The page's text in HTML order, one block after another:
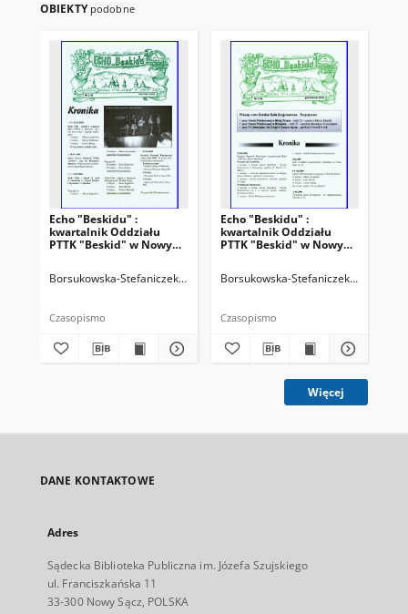
OBIEKTY podobne
Echo "Beskidu" :
kwartalnik Oddziału
PTTK "Beskid" w Nowym
Borsukowska-Stefaniczek, Małgorzata. Redaktor Sobczyk, Adam.
Czasopismo
Echo "Beskidu" :
kwartalnik Oddziału
PTTK "Beskid" w Nowym
Borsukowska-Stefaniczek,
Czasopismo
Więcej
DANE KONTAKTOWE
Adres
Sądecka Biblioteka Publiczna im. Józefa Szujskiego
ul. Franciszkańska 11
33-300 Nowy Sącz, POLSKA